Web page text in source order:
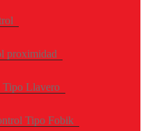
proximidad
Tipo Llavero
Tipo Fobik